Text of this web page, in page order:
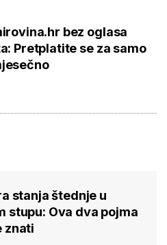
bez oglasa
Pretplatite se za samo
stanja štednje u
stupu: Ova dva pojma
znati